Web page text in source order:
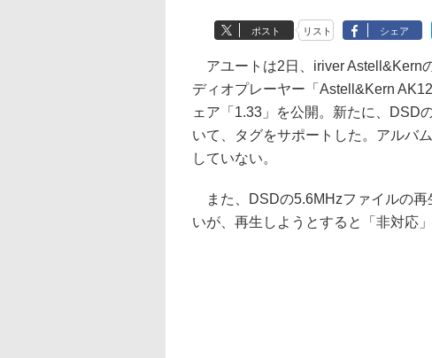
ポスト リスト シェア
アユートは2日、iriver Astell&Kern
ディオプレーヤー「Astell&Kern
ェア「1.33」を公開。新たに、DSD
いて、タグをサポートした。アルバ
していない。
また、DSDの5.6MHzファイルの再
いが、再生しようとすると「非対応